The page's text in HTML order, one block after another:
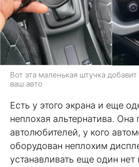
Вот эта маленькая штучка
ваш авто
Есть у этого экрана и еще
неплохая альтернатива. Она
автолюбителей, у кого
оборудован неплохим
устанавливать еще один нет